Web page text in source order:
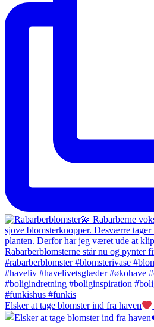
Elsker at tage blomster ind fra haven